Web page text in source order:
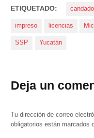
ETIQUETADO:
impreso licencias
SSP Yucatán
Deja un
Tu dirección de correo
obligatorios están marcados